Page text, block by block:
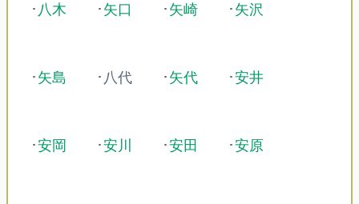
･ 八木 ･矢口 ･矢崎 ･矢沢
･矢島 ･八代 ･矢代 ･安井
･安岡 ･安川 ･安田 ･安原